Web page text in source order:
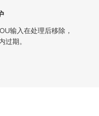
输入在处理后移除，
过期。